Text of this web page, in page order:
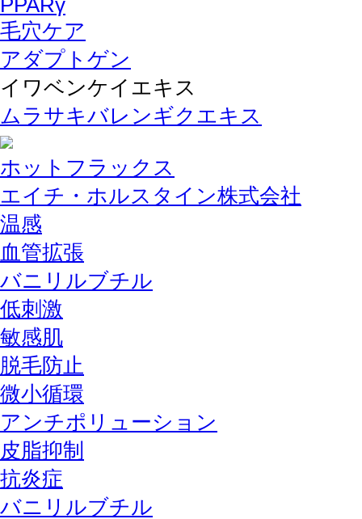
PPARγ
毛穴ケア
アダプトゲン
イワベンケイエキス
ムラサキバレンギクエキス
ホットフラックス
エイチ・ホルスタイン株式会社
温感
血管拡張
バニリルブチル
低刺激
敏感肌
脱毛防止
微小循環
アンチポリューション
皮脂抑制
抗炎症
バニリルブチル